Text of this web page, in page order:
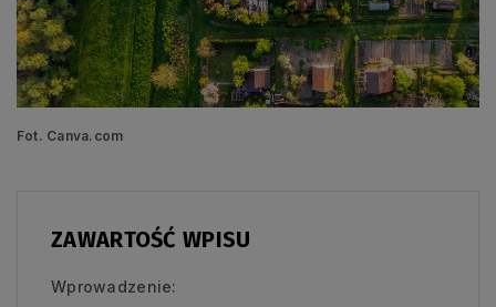
Fot. Canva.com
ZAWARTOŚĆ WPISU
Wprowadzenie: